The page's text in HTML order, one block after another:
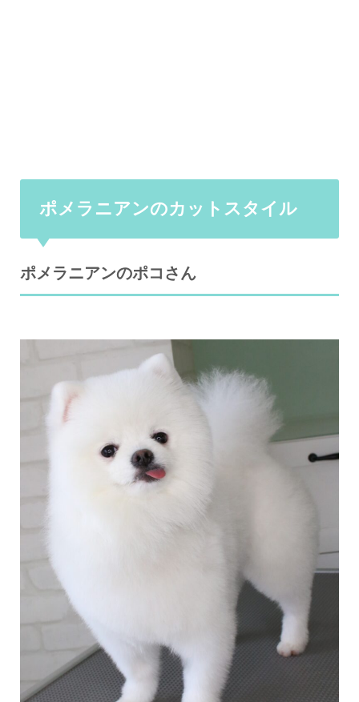
ポメラニアンのカットスタイル
ポメラニアンのポコさん